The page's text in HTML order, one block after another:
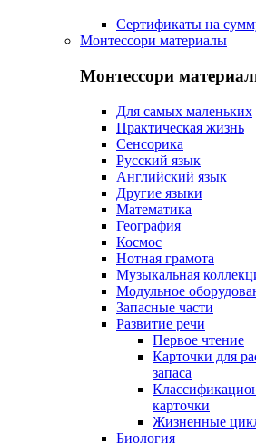
Сертификаты на
Монтессори материалы
Монтессори
Для самых маленьких
Практическая жизнь
Сенсорика
Русский язык
Английский язык
Другие языки
Математика
География
Космос
Нотная грамота
Музыкальная
Модульное
Запасные части
Развитие речи
Первое чтение
Карточки для
запаса
карточки
Жизненные
Биология